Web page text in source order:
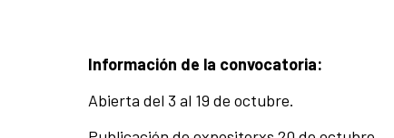
Información de la convocatoria:
Abierta del 3 al 19 de octubre.